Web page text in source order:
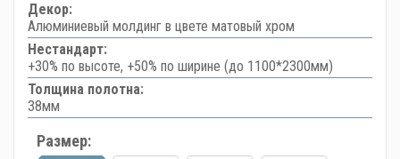
Декор:
Алюминиевый молдинг в цвете матовый хром
Нестандарт:
+30% по высоте, +50% по ширине (до 1100*2300мм)
Толщина полотна:
38мм
Размер: